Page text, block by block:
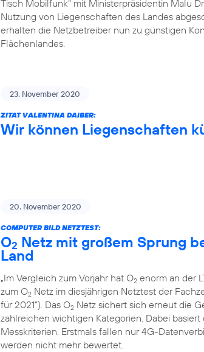
Tisch Mobilfunk“ mit Ministerpräsidentin Malu
Nutzung von Liegenschaften des Landes
erhalten die Netzbetreiber nun zu günstigen
Flächenlandes.
23. November 2020
ZITAT VALENTINA DAIBER:
Wir können Liegenschaften
20. November 2020
COMPUTER BILD NETZTEST:
O2 Netz mit großem Sprung
Land
„Im Vergleich zum Vorjahr hat O2 enorm an der
zum O2 Netz im diesjährigen Netztest der
für 2021“). Das O2 Netz sichert sich erneut die
zahlreichen wichtigen Kategorien. Dabei
Messkriterien. Erstmals fallen nur 4G-
werden nicht mehr bewertet.